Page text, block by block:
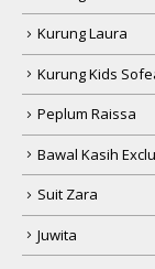
Kurung Laura
Kurung Kids
Peplum Raissa
Bawal Kasih
Suit Zara
Juwita